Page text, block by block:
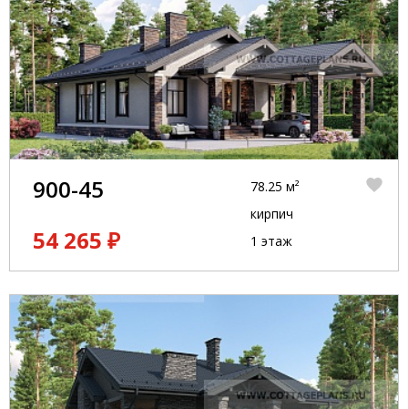
900-45
54 265 ₽
78.25 м²
кирпич
1 этаж